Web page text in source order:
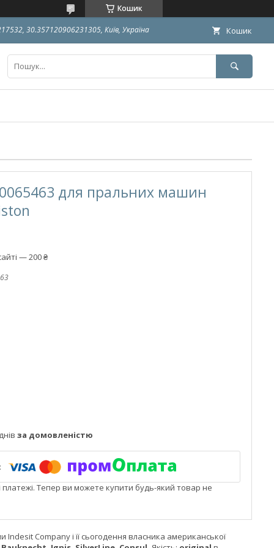
Кошик
30.357120906231305, Київ, Україна Кошик
для пральних машин
— 200 ₴
за домовленістю
платежі. Тепер ви можете купити будь-який товар не
Company і її сьогодення власника американської